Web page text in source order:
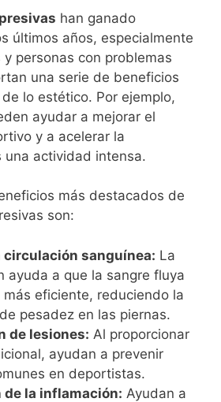
han ganado
últimos años, especialmente
personas con problemas
una serie de beneficios
lo estético. Por ejemplo,
ayudar a mejorar el
y a acelerar la
una actividad intensa.
más destacados de
son:
circulación sanguínea: La
ayuda a que la sangre fluya
más eficiente, reduciendo la
pesadez en las piernas.
de lesiones: Al proporcionar
ayudan a prevenir
en deportistas.
de la inflamación: Ayudan a